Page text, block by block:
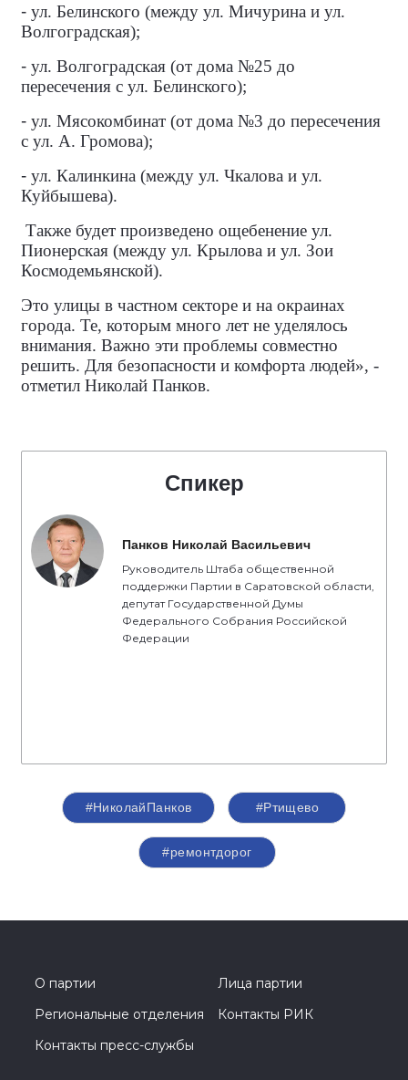
- ул. Белинского (между ул. Мичурина и ул.
Волгоградская);
- ул. Волгоградская (от дома №25 до
пересечения с ул. Белинского);
- ул. Мясокомбинат (от дома №3 до пересечения
с ул. А. Громова);
- ул. Калинкина (между ул. Чкалова и ул.
Куйбышева).
Также будет произведено ощебенение ул.
Пионерская (между ул. Крылова и ул. Зои
Космодемьянской).
Это улицы в частном секторе и на окраинах
города. Те, которым много лет не уделялось
внимания. Важно эти проблемы совместно
решить. Для безопасности и комфорта людей», -
отметил Николай Панков.
Спикер
Панков Николай Васильевич
Руководитель Штаба общественной
поддержки Партии в Саратовской области,
депутат Государственной Думы
Федерального Собрания Российской
Федерации
#НиколайПанков #Ртищево
#ремонтдорог
О партии
Лица партии
Региональные отделения
Контакты РИК
Контакты пресс-службы